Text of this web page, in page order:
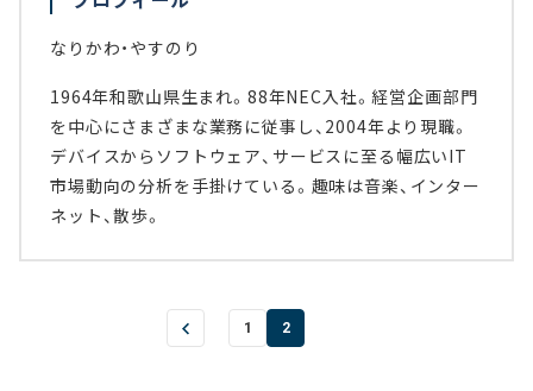
なりかわ・やすのり
1964年和歌山県生まれ。88年NEC入社。経営企画部門
を中心にさまざまな業務に従事し、2004年より現職。
デバイスからソフトウェア、サービスに至る幅広いIT
市場動向の分析を手掛けている。趣味は音楽、インター
ネット、散歩。
1 2